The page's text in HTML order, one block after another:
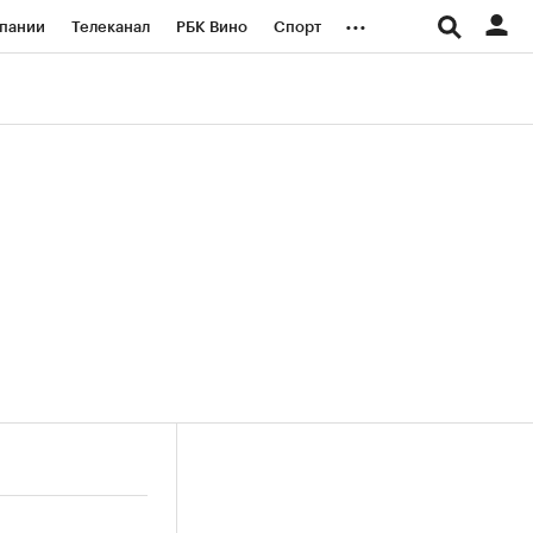
Телеканал РБК Вино Спорт ...